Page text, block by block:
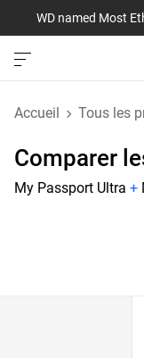
WD named Most
Accueil Tous les
Comparer
My Passport Ultra +